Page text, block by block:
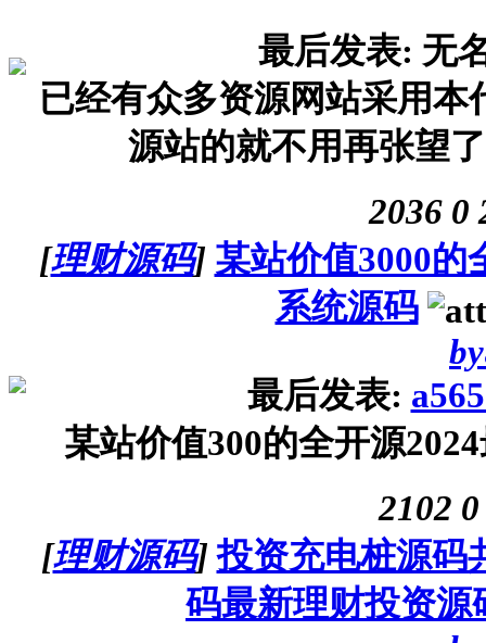
最后发表: 无
已经有众多资源网站采用
源站的就不用再张望
2036 0
[理财源码] 某站价值3000的
系统源码
by
最后发表:
某站价值300的全开源
2102 0
[理财源码] 投资充电桩源码
码最新理财投资源